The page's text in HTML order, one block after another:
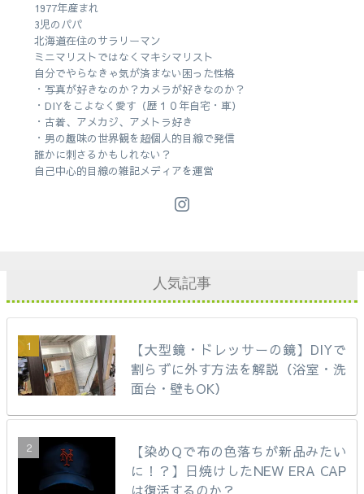
1977年産まれ
3児のパパ
北海道在住のサラリーマン
ミニマリストではなくマキシマリスト
自分でやらなきゃ気が済まない困った性格
・写真が好きなのか？カメラが好きなのか？
・DIYをこよなく愛す（歴１０年自宅・車）
・古着、アメカジ、アメトラ好き
・男の趣味の世界観を超個人的目線で発信
誰かに刺さるかもしれない？
自己中心的目線の雑記メディアを運営
人気記事
【大型鏡・ドレッサーの鏡】DIYで
割らずに外す方法を解説（浴室・洗
面台・壁もOK）
【染めQで布の色落ちが新品みたい
に！？】日焼けしたNEW ERA CAP
は復活するのか？